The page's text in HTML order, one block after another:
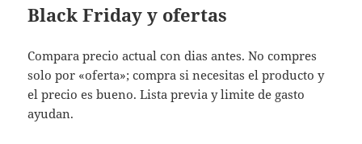
Black Friday y ofertas
Compara precio actual con dias antes. No compres
solo por «oferta»; compra si necesitas el producto y
el precio es bueno. Lista previa y limite de gasto
ayudan.